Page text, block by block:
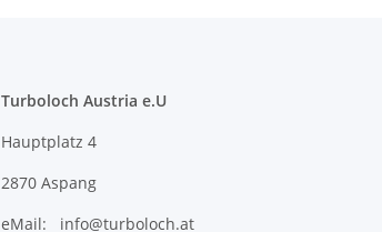
Turboloch Austria e.U
Hauptplatz 4
2870 Aspang
eMail: info@turboloch.at